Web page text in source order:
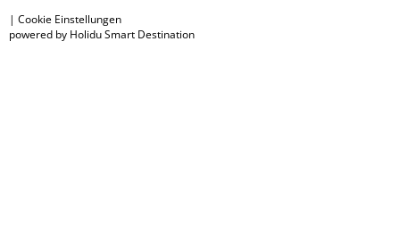
| Cookie Einstellungen
powered by Holidu Smart Destination